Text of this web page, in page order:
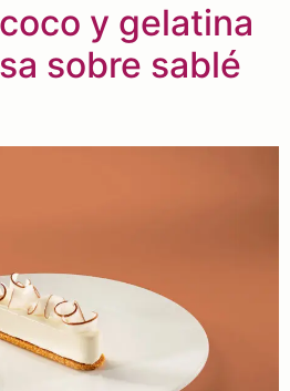
y gelatina
sobre sablé